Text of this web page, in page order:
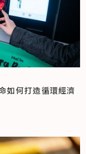
如何打造循環經濟